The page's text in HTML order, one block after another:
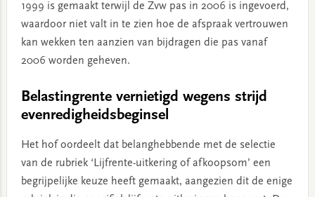
1999 is gemaakt terwijl de Zvw pas in 2006 is ingevoerd,
waardoor niet valt in te zien hoe de afspraak vertrouwen
kan wekken ten aanzien van bijdragen die pas vanaf
2006 worden geheven.
Belastingrente vernietigd wegens strijd
evenredigheidsbeginsel
Het hof oordeelt dat belanghebbende met de selectie
van de rubriek ‘Lijfrente-uitkering of afkoopsom’ een
begrijpelijke keuze heeft gemaakt, aangezien dit de enige